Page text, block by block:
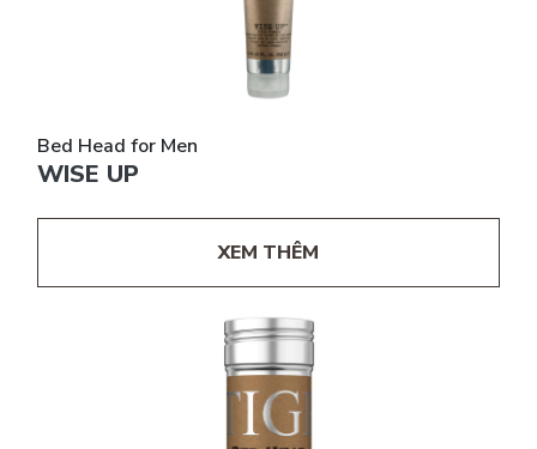
Bed Head for Men
WISE UP
XEM THÊM